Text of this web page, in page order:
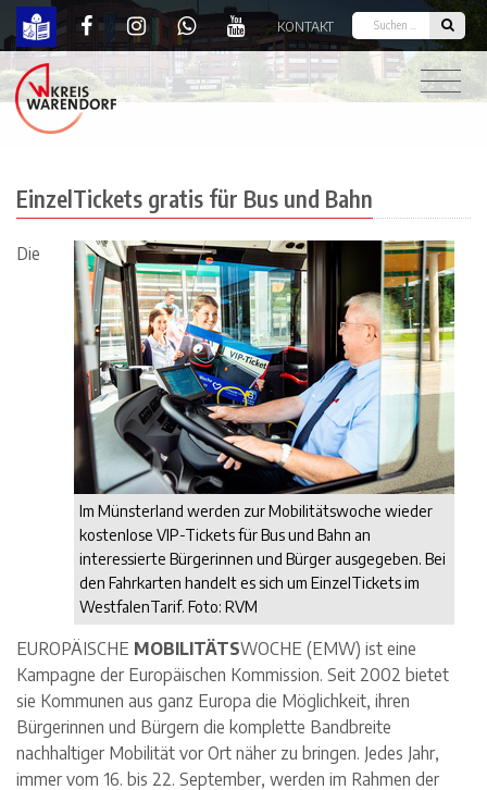
EinzelTickets gratis für Bus und Bahn | Kreis
KONTAKT
EinzelTickets gratis für Bus und Bahn
Im Münsterland werden zur Mobilitätswoche wieder
kostenlose VIP-Tickets für Bus und Bahn an
interessierte Bürgerinnen und Bürger ausgegeben. Bei
den Fahrkarten handelt es sich um EinzelTickets im
WestfalenTarif. Foto: RVM
Die
EUROPÄISCHE MOBILITÄTSWOCHE (EMW) ist eine
Kampagne der Europäischen Kommission. Seit 2002 bietet
sie Kommunen aus ganz Europa die Möglichkeit, ihren
Bürgerinnen und Bürgern die komplette Bandbreite
nachhaltiger Mobilität vor Ort näher zu bringen. Jedes Jahr,
immer vom 16. bis 22. September, werden im Rahmen der